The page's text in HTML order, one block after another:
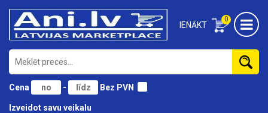
0
IENĀKT
Cena - Bez PVN
Izveidot savu veikalu